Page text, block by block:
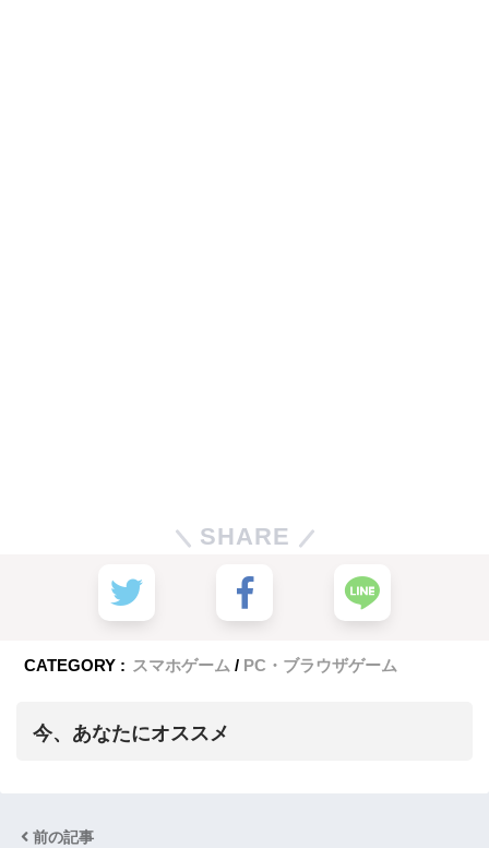
SHARE
CATEGORY : スマホゲーム PC・ブラウザゲーム
今、あなたにオススメ
前の記事